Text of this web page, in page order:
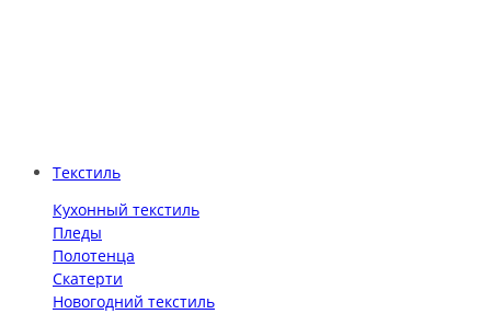
Текстиль
Кухонный текстиль
Пледы
Полотенца
Скатерти
Новогодний текстиль